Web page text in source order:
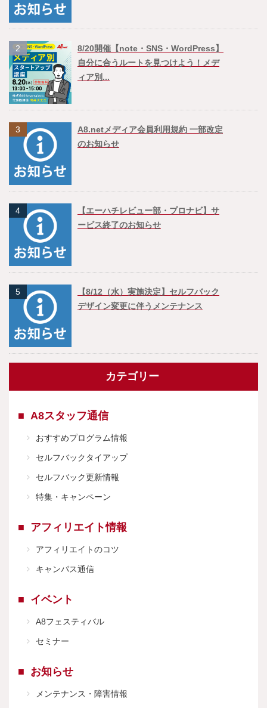
2
8/20開催【note・SNS・WordPress】
自分に合うルートを見つけよう！メデ
ィア別...
3
A8.netメディア会員利用規約 一部改定
のお知らせ
4
【エーハチレビュー部・プロナビ】サ
ービス終了のお知らせ
5
【8/12（水）実施決定】セルフバック
デザイン変更に伴うメンテナンス
カテゴリー
A8スタッフ通信
おすすめプログラム情報
セルフバックタイアップ
セルフバック更新情報
特集・キャンペーン
アフィリエイト情報
アフィリエイトのコツ
キャンパス通信
イベント
A8フェスティバル
セミナー
お知らせ
メンテナンス・障害情報